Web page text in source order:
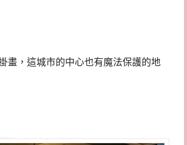
畫，這城市的中心也有魔法保護的地